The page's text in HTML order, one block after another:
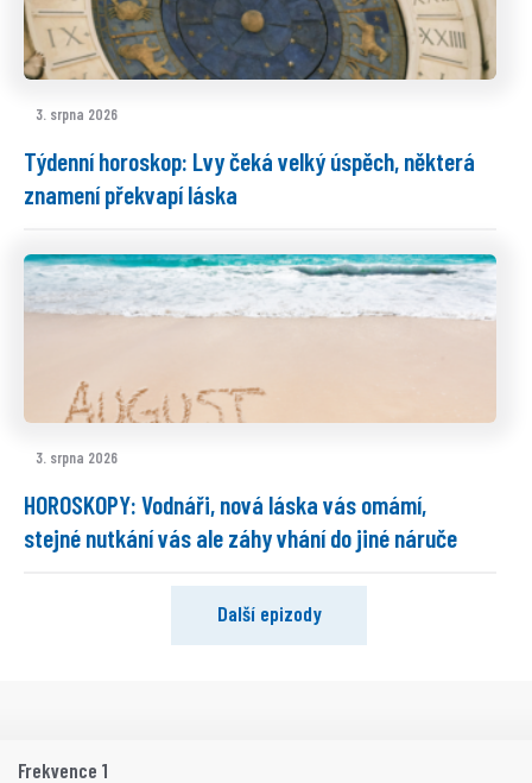
3. srpna 2026
Týdenní horoskop: Lvy čeká velký úspěch, některá
znamení překvapí láska
3. srpna 2026
HOROSKOPY: Vodnáři, nová láska vás omámí,
stejné nutkání vás ale záhy vhání do jiné náruče
Další epizody
Frekvence 1